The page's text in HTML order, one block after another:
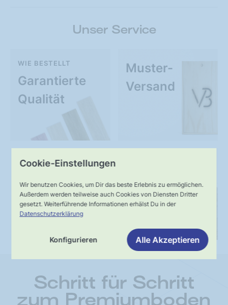
Cookie-Einstellungen
Wir benutzen Cookies, um Dir das beste Erlebnis zu ermöglichen.
Außerdem werden teilweise auch Cookies von Diensten Dritter
gesetzt. Weiterführende Informationen erhälst Du in der
Datenschutzerklärung
Konfigurieren Alle Akzeptieren
Unser Service
Garantierte
Qualität
WIE BESTELLT
Muster-
Versand
Schnelle,
verlässliche
Lieferung
UNSER VERSPRECHEN
Kompetente
Fachberatung
Schritt für Schritt
zum Premiumboden